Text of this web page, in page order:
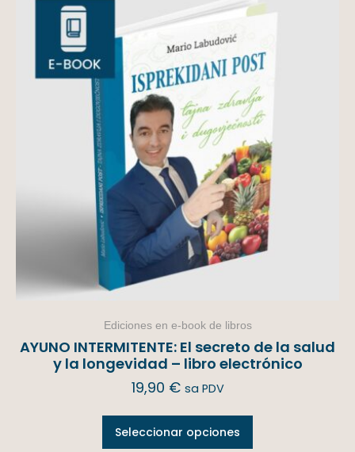
Ediciones en e-book de libros
AYUNO INTERMITENTE: El secreto de la salud
y la longevidad – libro electrónico
19,90 € sa PDV
Seleccionar opciones